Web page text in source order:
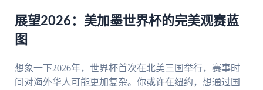
展望2026：美加墨世界杯的完美观赛蓝
图
想象一下2026年，世界杯首次在北美三国举行，赛事时
间对海外华人可能更加复杂。你或许在纽约，想通过国